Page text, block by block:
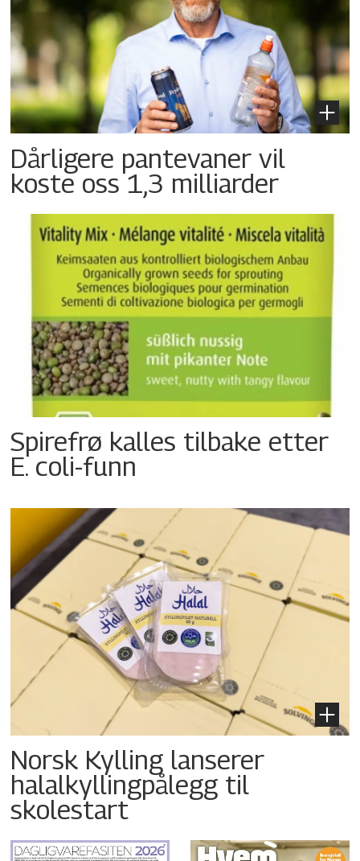
Dårligere pantevaner vil
koste oss 1,3 milliarder
Spirefrø kalles tilbake etter
E. coli-funn
Norsk Kylling lanserer
halalkyllingpålegg til
skolestart